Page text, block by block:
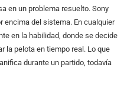
en un problema resuelto. Sony
encima del sistema. En cualquier
en la habilidad, donde se decide
la pelota en tiempo real. Lo que
durante un partido, todavía